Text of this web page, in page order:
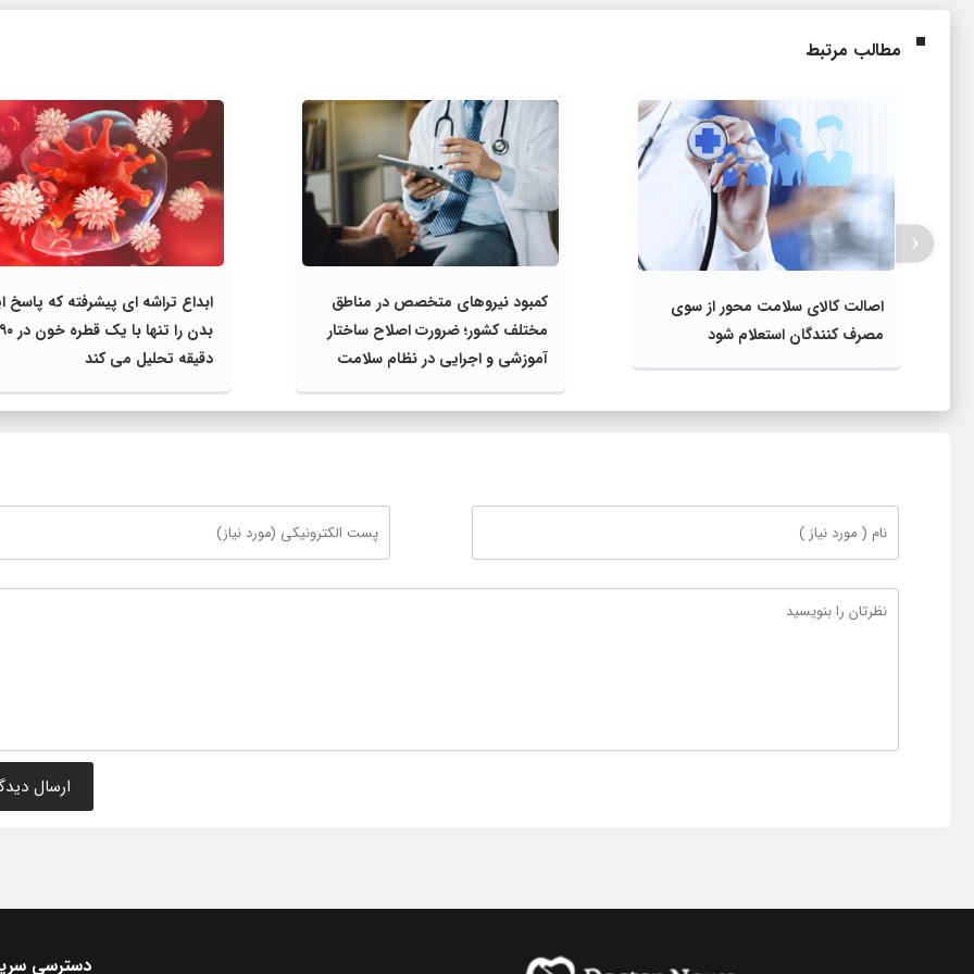
مطالب مرتبط
اصالت کالای سلامت محور از سوی
مصرف کنندگان استعلام شود
کمبود نیروهای متخصص در مناطق
مختلف کشور؛ ضرورت اصلاح ساختار
آموزشی و اجرایی در نظام سلامت
ابداع تراشه‌ ای پیشرفته که پاسخ
بدن را تنها با یک قطره خون در ۹۰
دقیقه تحلیل می‌ کند
‹
دسترسی